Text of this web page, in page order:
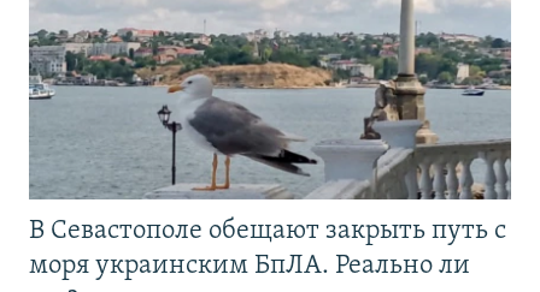
В Севастополе обещают закрыть путь с
моря украинским БпЛА. Реально ли